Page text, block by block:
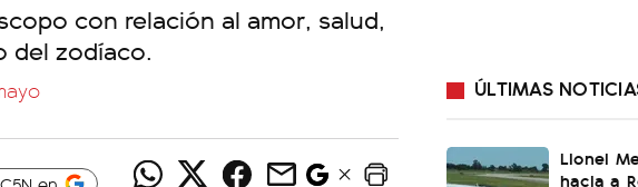
con relación al amor, salud,
del zodíaco.
ÚLTIMAS
Lionel
hacia a